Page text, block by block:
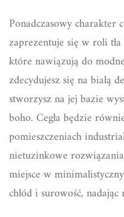
Ponadczasowy charakter
zaprezentuje się w roli
które nawiązują do
zdecydujesz się na białą
stworzysz na jej bazie
boho. Cegła będzie
pomieszczeniach
nietuzinkowe
miejsce w
chłód i surowość,